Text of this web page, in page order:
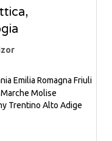
Emilia Romagna Friuli
Marche Molise
Trentino Alto Adige